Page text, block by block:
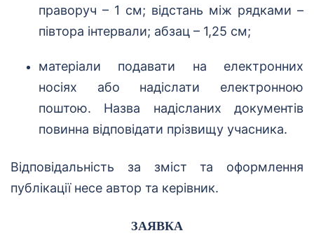
праворуч – 1 см; відстань між рядками –
півтора інтервали; абзац – 1,25 см;
матеріали подавати на електронних
носіях або надіслати електронною
поштою. Назва надісланих документів
повинна відповідати прізвищу учасника.
Відповідальність за зміст та оформлення
публікації несе автор та керівник.
ЗАЯВКА